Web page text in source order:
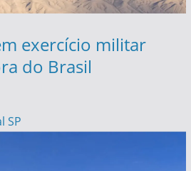
exercício militar
do Brasil
SP